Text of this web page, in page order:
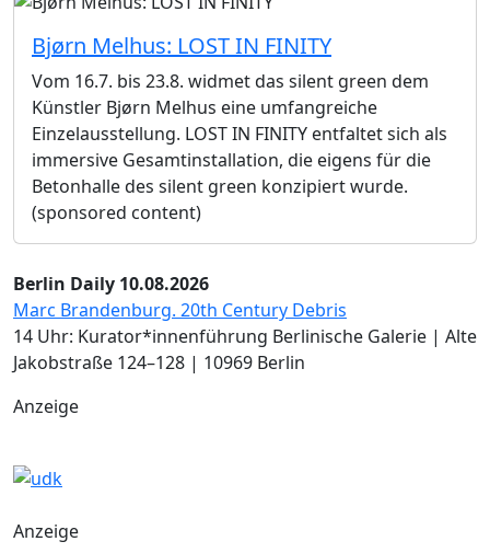
Bjørn Melhus: LOST IN FINITY
Vom 16.7. bis 23.8. widmet das silent green dem
Künstler Bjørn Melhus eine umfangreiche
Einzelausstellung. LOST IN FINITY entfaltet sich als
immersive Gesamtinstallation, die eigens für die
Betonhalle des silent green konzipiert wurde.
(sponsored content)
Berlin Daily 10.08.2026
Marc Brandenburg. 20th Century Debris
14 Uhr: Kurator*innenführung Berlinische Galerie | Alte
Jakobstraße 124–128 | 10969 Berlin
Anzeige
Anzeige